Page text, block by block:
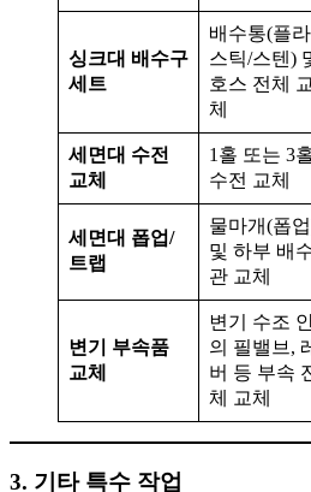
싱크대 배수구
세트
배수통(플라
스틱/스텐)
호스 전체 교
체
세면대 수전
교체
1홀 또는 3
수전 교체
세면대 폽업/
트랩
물마개(폽
및 하부 배
관 교체
변기 부속품
교체
변기 수조
의 필밸브,
버 등 부속
체 교체
3. 기타 특수 작업